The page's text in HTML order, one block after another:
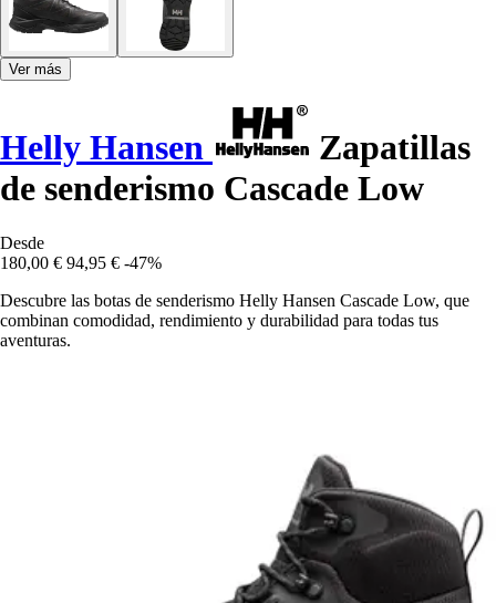
Ver más
Helly Hansen
Zapatillas
de senderismo Cascade Low
Desde
180,00 € 94,95 € -47%
Descubre las botas de senderismo Helly Hansen Cascade Low, que
combinan comodidad, rendimiento y durabilidad para todas tus
aventuras.